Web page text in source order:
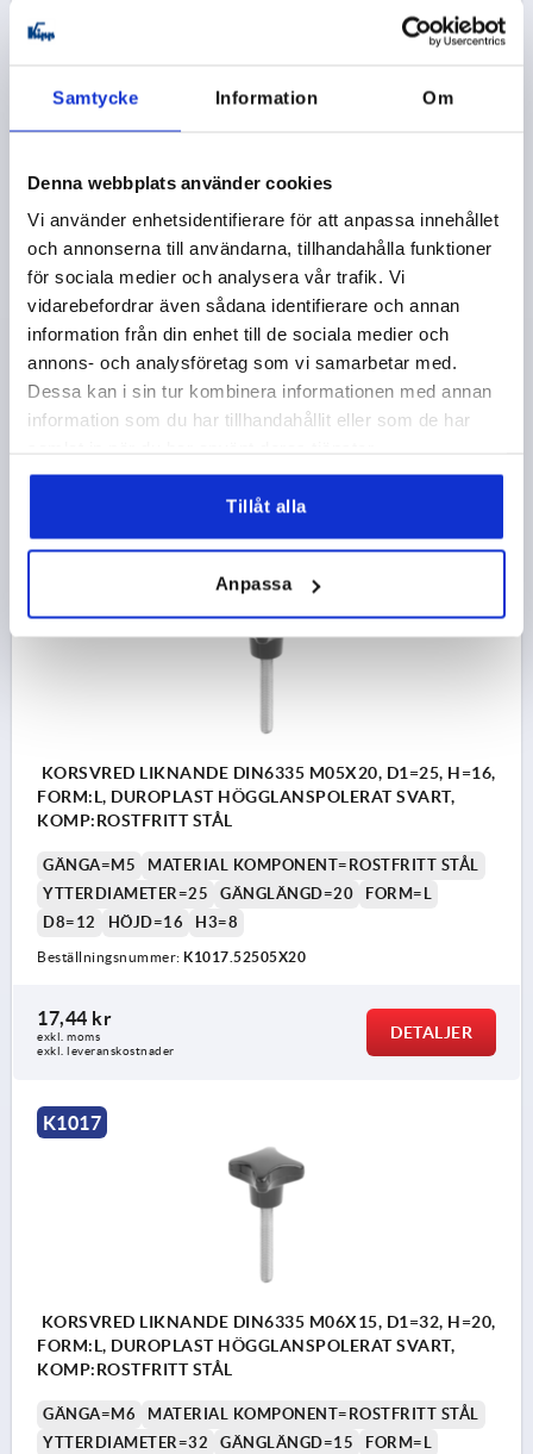
Samtycke Information Om
Denna webbplats använder cookies
Vi använder enhetsidentifierare för att anpassa innehållet
och annonserna till användarna, tillhandahålla funktioner
för sociala medier och analysera vår trafik. Vi
vidarebefordrar även sådana identifierare och annan
information från din enhet till de sociala medier och
annons- och analysföretag som vi samarbetar med.
Dessa kan i sin tur kombinera informationen med annan
information som du har tillhandahållit eller som de har
Tillåt alla
Anpassa
K1017
KORSVRED LIKNANDE DIN6335 M05X15, D1=25, H=16,
FORM:L, DUROPLAST HÖGGLANSPOLERAT SVART,
KOMP:ROSTFRITT STÅL
GÄNGA=M5
MATERIAL KOMPONENT=ROSTFRITT STÅL
YTTERDIAMETER=25
GÄNGLÄNGD=15
FORM=L
D8=12
HÖJD=16 H3=8
17,21 kr
KORSVRED LIKNANDE DIN6335 M05X20, D1=25, H=16,
FORM:L, DUROPLAST HÖGGLANSPOLERAT SVART,
KOMP:ROSTFRITT STÅL
GÄNGA=M5
MATERIAL KOMPONENT=ROSTFRITT STÅL
YTTERDIAMETER=25
GÄNGLÄNGD=20
FORM=L
D8=12
HÖJD=16 H3=8
Beställningsnummer: K1017.52505X20
17,44 kr
exkl. moms
exkl. leveranskostnader
DETALJER
K1017
KORSVRED LIKNANDE DIN6335 M06X15, D1=32, H=20,
FORM:L, DUROPLAST HÖGGLANSPOLERAT SVART,
KOMP:ROSTFRITT STÅL
GÄNGA=M6
MATERIAL KOMPONENT=ROSTFRITT STÅL
YTTERDIAMETER=32
GÄNGLÄNGD=15 FORM=L